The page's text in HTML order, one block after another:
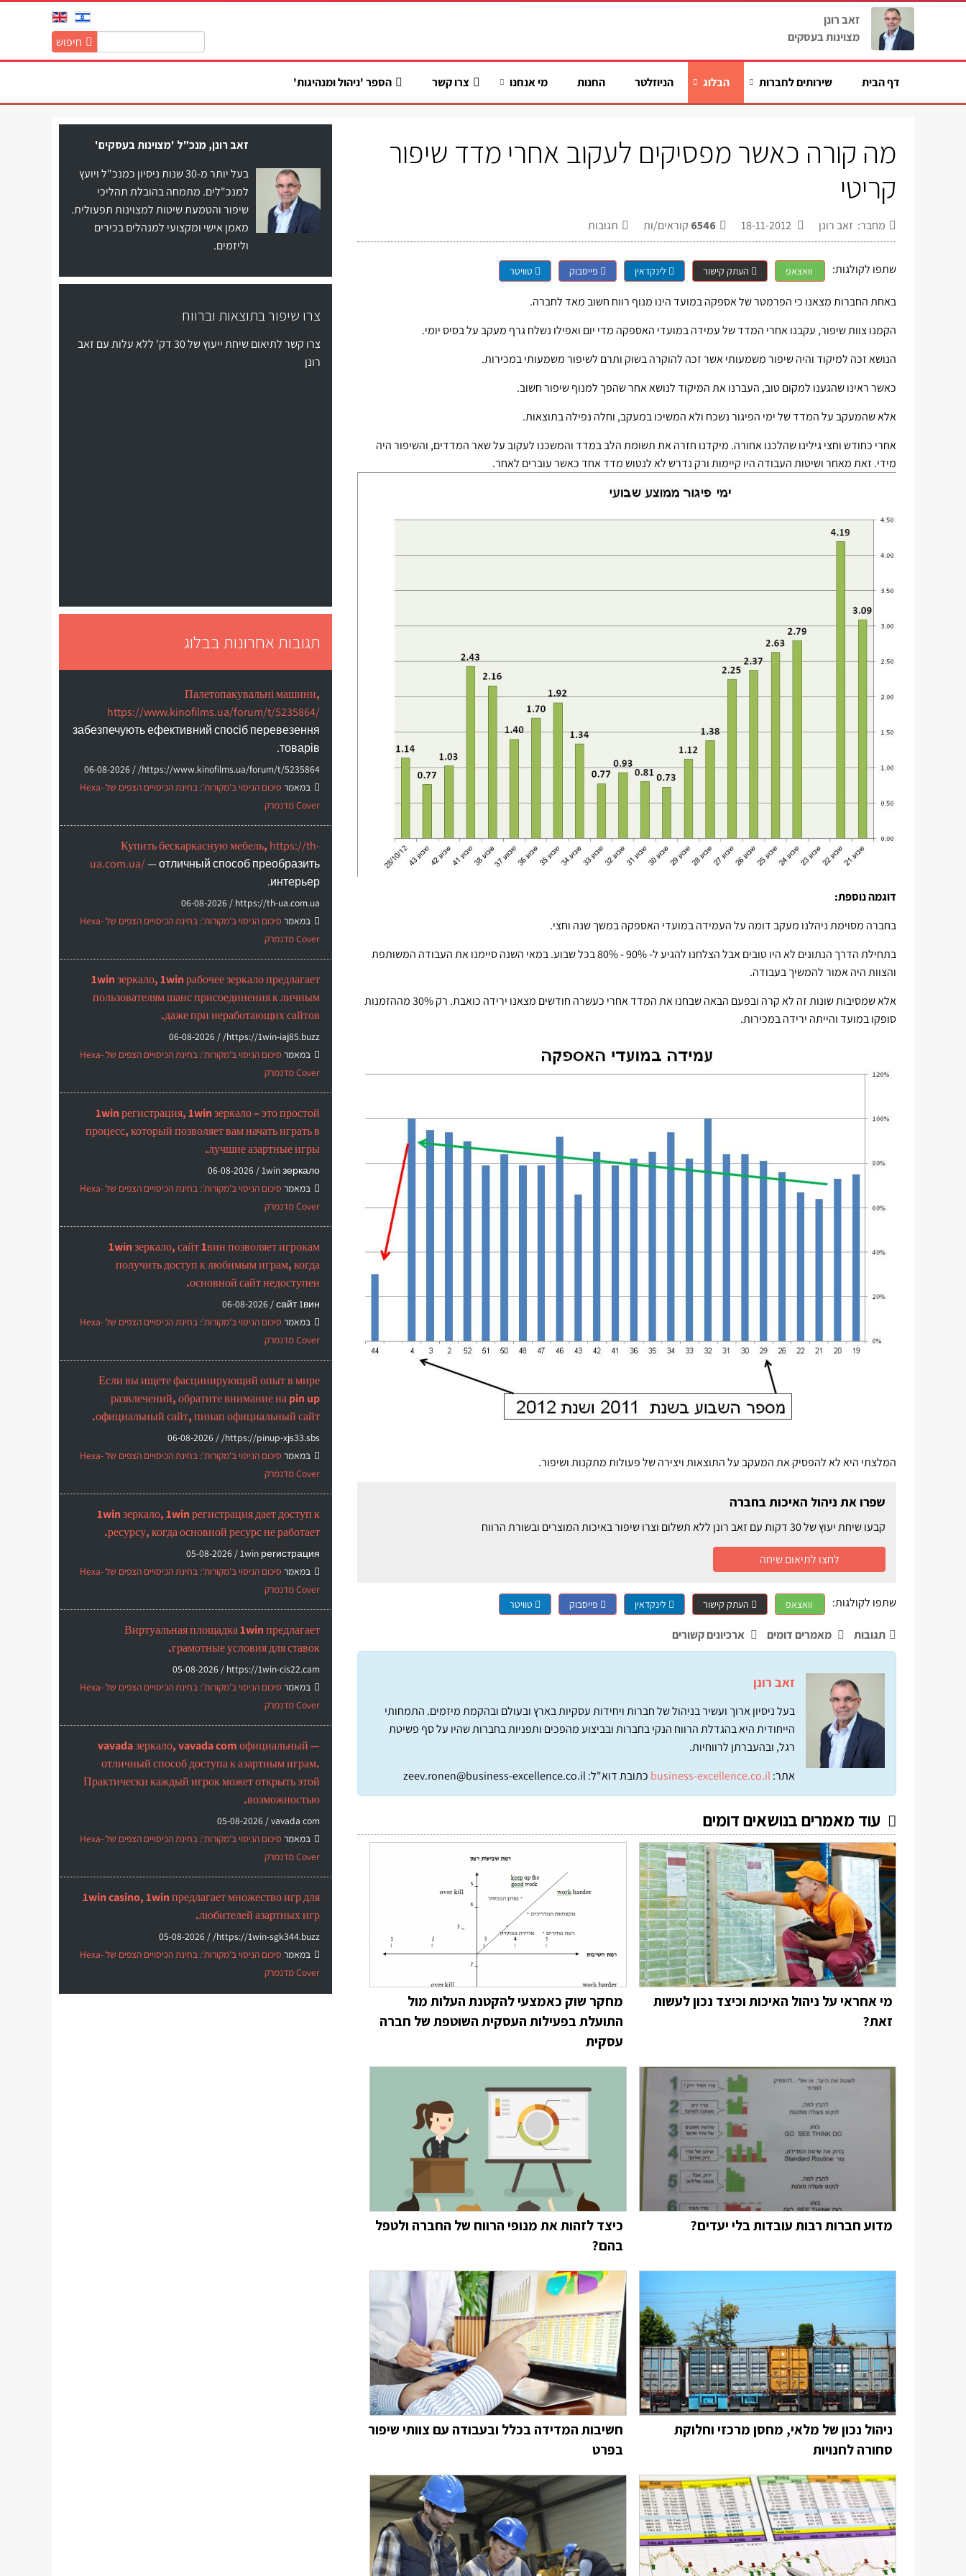
באתר:
חיפוש
זאב רונן
מצוינות בעסקים
דף הבית שירותים לחברות הבלוג הניוזלטר החנות מי אנחנו צרו קשר הספר 'ניהול ומנהיגות'
מה קורה כאשר מפסיקים לעקוב אחרי מדד שיפור
קריטי
מחבר: זאב רונן 6546 קוראים/ות תגובות
שתפו לקולגות: וואצאפ העתק קישור לינקדאין פייסבוק טוויטר
באחת החברות מצאנו כי הפרמטר של אספקה במועד הינו מנוף רווח חשוב מאד לחברה.
הקמנו צוות שיפור, עקבנו אחרי המדד של עמידה במועדי האספקה מדי יום ואפילו נשלח גרף מעקב על בסיס יומי.
הנושא זכה למיקוד והיה שיפור משמעותי אשר זכה להוקרה בשוק ותרם לשיפור משמעותי במכירות.
כאשר ראינו שהגענו למקום טוב, העברנו את המיקוד לנושא אחר שהפך למנוף שיפור חשוב.
אלא שהמעקב על המדד של ימי הפיגור נשכח ולא המשיכו במעקב, וחלה נפילה בתוצאות.
אחרי כחודש וחצי גילינו שהלכנו אחורה. מיקדנו חזרה את תשומת הלב במדד והמשכנו לעקוב על שאר המדדים, והשיפור היה
מידי. זאת מאחר ושיטות העבודה היו קיימות ורק נדרש לא לנטוש מדד אחד כאשר עוברים לאחר.
דוגמה נוספת:
בחברה מסוימת ניהלנו מעקב דומה על העמידה במועדי האספקה במשך שנה וחצי.
בתחילת הדרך הנתונים לא היו טובים אבל הצלחנו להגיע ל- 90% - 80% בכל שבוע. במאי השנה סיימנו את העבודה המשותפת
והצוות היה אמור להמשיך בעבודה.
אלא שמסיבות שונות זה לא קרה ובפעם הבאה שבחנו את המדד אחרי כעשרה חודשים מצאנו ירידה כואבת. רק 30% מההזמנות
סופקו במועד והייתה ירידה במכירות.
המלצתי היא לא להפסיק את המעקב על התוצאות ויצירה של פעולות מתקנות ושיפור.
שפרו את ניהול האיכות בחברה
קבעו שיחת יעוץ של 30 דקות עם זאב רונן ללא תשלום וצרו שיפור באיכות המוצרים ובשורת הרווח
לחצו לתיאום שיחה
שתפו לקולגות: וואצאפ העתק קישור לינקדאין פייסבוק טוויטר
תגובות מאמרים דומים ארכיונים קשורים
זאב רונן
בעל ניסיון ארוך ועשיר בניהול של חברות ויחידות עסקיות בארץ ובעולם ובהקמת מיזמים. התמחותי
הייחודית היא בהגדלת הרווח הנקי בחברות ובביצוע מהפכים ותפניות בחברות שהיו על סף פשיטת
רגל, ובהעברתן לרווחיות.
אתר:business-excellence.co.il כתובת דוא"ל:zeev.ronen@business-excellence.co.il
עוד מאמרים בנושאים דומים
מי אחראי על ניהול האיכות וכיצד נכון לעשות
זאת?
מחקר שוק כאמצעי להקטנת העלות מול
התועלת בפעילות העסקית השוטפת של חברה
עסקית
מדוע חברות רבות עובדות בלי יעדים?
כיצד לזהות את מנופי הרווח של החברה ולטפל
בהם?
ניהול נכון של מלאי, מחסן מרכזי וחלוקת
סחורה לחנויות
חשיבות המדידה בכלל ובעבודה עם צוותי שיפור
בפרט
זאב רונן, מנכ"ל 'מצוינות בעסקים'
בעל יותר מ-30 שנות ניסיון כמנכ"ל ויועץ
למנכ"לים. מתמחה בהובלת תהליכי
שיפור והטמעת שיטות למצוינות תפעולית.
מאמן אישי ומקצועי למנהלים בכירים
וליזמים.
צרו שיפור בתוצאות וברווח
צרו קשר לתיאום שיחת ייעוץ של 30 דק' ללא עלות עם זאב
רונן
תגובות אחרונות בבלוג
Палетопакувальні машини,
https://www.kinofilms.ua/forum/t/5235864/
забезпечують ефективний спосіб перевезення
товарів.
https://www.kinofilms.ua/forum/t/5235864/ /
06-08-2026
במאמר
סיכום הניסוי ב'מקורות': בחינת הכיסויים הצפים של Hexa-
Cover מדנמרק
Купить бескаркасную мебель, https://th-
ua.com.ua/— отличный способ преобразить
интерьер.
https://th-ua.com.ua /
06-08-2026
במאמר
סיכום הניסוי ב'מקורות': בחינת הכיסויים הצפים של Hexa-
Cover מדנמרק
1win зеркало, 1win рабочее зеркало предлагает
пользователям шанс присоединения к личным
даже при неработающих сайтов.
https://1win-iaj85.buzz/ /
06-08-2026
במאמר
סיכום הניסוי ב'מקורות': בחינת הכיסויים הצפים של Hexa-
Cover מדנמרק
1win регистрация, 1win зеркало – это простой
процесс, который позволяет вам начать играть в
лучшие азартные игры.
1win зеркало /
06-08-2026
במאמר
סיכום הניסוי ב'מקורות': בחינת הכיסויים הצפים של Hexa-
Cover מדנמרק
1win зеркало, сайт 1вин позволяет игрокам
получить доступ к любимым играм, когда
основной сайт недоступен.
сайт 1вин /
06-08-2026
במאמר
סיכום הניסוי ב'מקורות': בחינת הכיסויים הצפים של Hexa-
Cover מדנמרק
Если вы ищете фасцинирующий опыт в мире
развлечений, обратите внимание на pin up
официальный сайт, пинап официальный сайт.
https://pinup-xjs33.sbs/ /
06-08-2026
במאמר
סיכום הניסוי ב'מקורות': בחינת הכיסויים הצפים של Hexa-
Cover מדנמרק
1win зеркало, 1win регистрация дает доступ к
ресурсу, когда основной ресурс не работает.
1win регистрация /
05-08-2026
במאמר
סיכום הניסוי ב'מקורות': בחינת הכיסויים הצפים של Hexa-
Cover מדנמרק
Виртуальная площадка 1win предлагает
грамотные условия для ставок.
https://1win-cis22.cam /
05-08-2026
במאמר
סיכום הניסוי ב'מקורות': בחינת הכיסויים הצפים של Hexa-
Cover מדנמרק
vavada зеркало, vavada com официальный —
отличный способ доступа к азартным играм.
Практически каждый игрок может открыть этой
возможностью.
vavada com /
05-08-2026
במאמר
סיכום הניסוי ב'מקורות': בחינת הכיסויים הצפים של Hexa-
Cover מדנמרק
1win casino, 1win предлагает множество игр для
любителей азартных игр.
https://1win-sgk344.buzz/ /
05-08-2026
במאמר
סיכום הניסוי ב'מקורות': בחינת הכיסויים הצפים של Hexa-
Cover מדנמרק